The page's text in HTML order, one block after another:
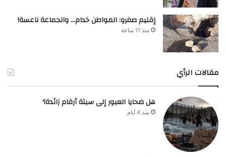
إقليم صفرو: المواطن خدام… والجماعة ناعسة!
منذ 11 ساعة
مقالات الرأي
هل ضحايا العبور إلى سبتة أرقام زائدة؟
منذ 4 أيام